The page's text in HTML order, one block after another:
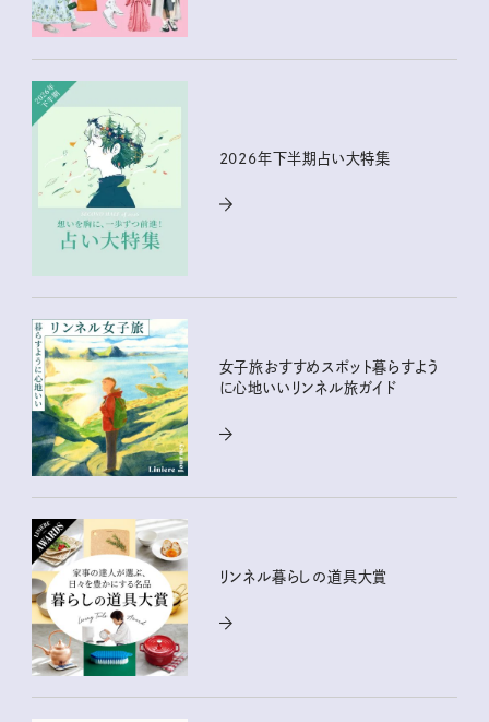
2026年下半期占い大特集
女子旅おすすめスポット暮らすよう
に心地いいリンネル旅ガイド
リンネル暮らしの道具大賞